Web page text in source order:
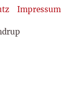
Impressum